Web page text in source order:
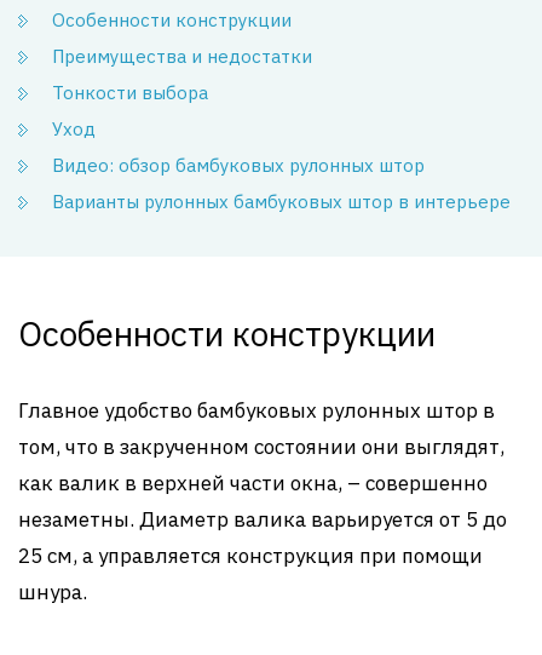
Особенности конструкции
Преимущества и недостатки
Тонкости выбора
Уход
Видео: обзор бамбуковых рулонных штор
Варианты рулонных бамбуковых штор в интерьере
Особенности конструкции
Главное удобство бамбуковых рулонных штор в
том, что в закрученном состоянии они выглядят,
как валик в верхней части окна, – совершенно
незаметны. Диаметр валика варьируется от 5 до
25 см, а управляется конструкция при помощи
шнура.